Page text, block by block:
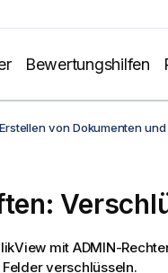
Bewertungshilfen
Erstellen von Dokumenten
mit ADMIN-
verschlüsseln.